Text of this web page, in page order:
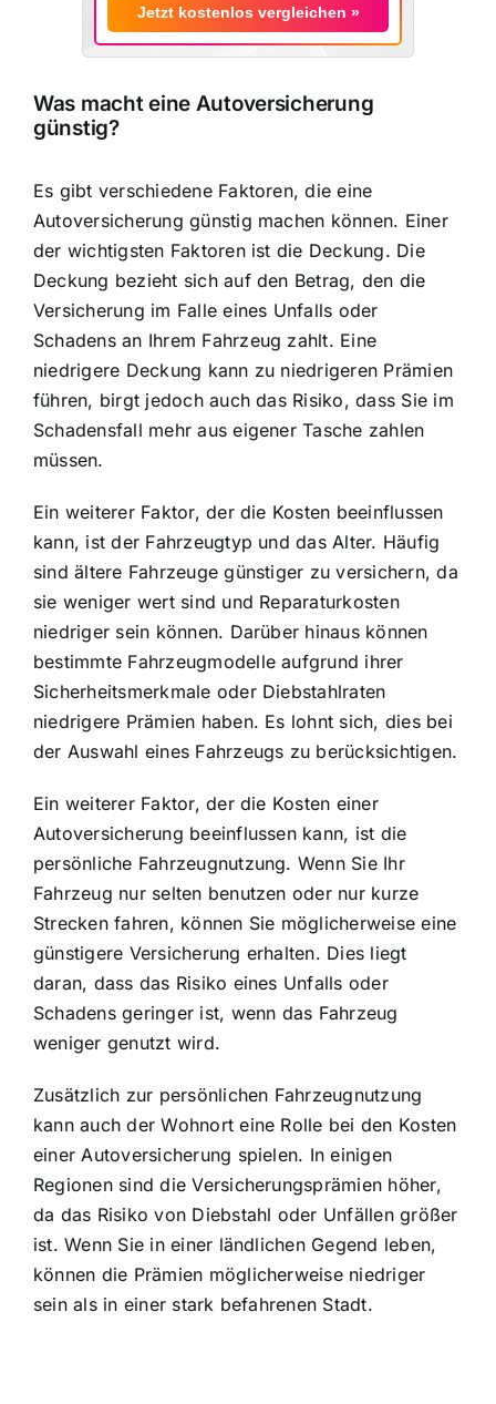
Jetzt kostenlos vergleichen »
Was macht eine Autoversicherung
günstig?
Es gibt verschiedene Faktoren, die eine
Autoversicherung günstig machen können. Einer
der wichtigsten Faktoren ist die Deckung. Die
Deckung bezieht sich auf den Betrag, den die
Versicherung im Falle eines Unfalls oder
Schadens an Ihrem Fahrzeug zahlt. Eine
niedrigere Deckung kann zu niedrigeren Prämien
führen, birgt jedoch auch das Risiko, dass Sie im
Schadensfall mehr aus eigener Tasche zahlen
müssen.
Ein weiterer Faktor, der die Kosten beeinflussen
kann, ist der Fahrzeugtyp und das Alter. Häufig
sind ältere Fahrzeuge günstiger zu versichern, da
sie weniger wert sind und Reparaturkosten
niedriger sein können. Darüber hinaus können
bestimmte Fahrzeugmodelle aufgrund ihrer
Sicherheitsmerkmale oder Diebstahlraten
niedrigere Prämien haben. Es lohnt sich, dies bei
der Auswahl eines Fahrzeugs zu berücksichtigen.
Ein weiterer Faktor, der die Kosten einer
Autoversicherung beeinflussen kann, ist die
persönliche Fahrzeugnutzung. Wenn Sie Ihr
Fahrzeug nur selten benutzen oder nur kurze
Strecken fahren, können Sie möglicherweise eine
günstigere Versicherung erhalten. Dies liegt
daran, dass das Risiko eines Unfalls oder
Schadens geringer ist, wenn das Fahrzeug
weniger genutzt wird.
Zusätzlich zur persönlichen Fahrzeugnutzung
kann auch der Wohnort eine Rolle bei den Kosten
einer Autoversicherung spielen. In einigen
Regionen sind die Versicherungsprämien höher,
da das Risiko von Diebstahl oder Unfällen größer
ist. Wenn Sie in einer ländlichen Gegend leben,
können die Prämien möglicherweise niedriger
sein als in einer stark befahrenen Stadt.